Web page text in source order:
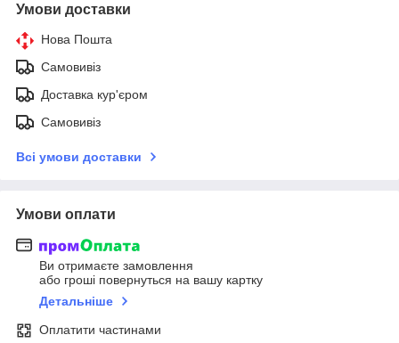
Умови доставки
Нова Пошта
Самовивіз
Доставка кур'єром
Самовивіз
Всі умови доставки
Умови оплати
Ви отримаєте замовлення
або гроші повернуться на вашу картку
Детальніше
Оплатити частинами